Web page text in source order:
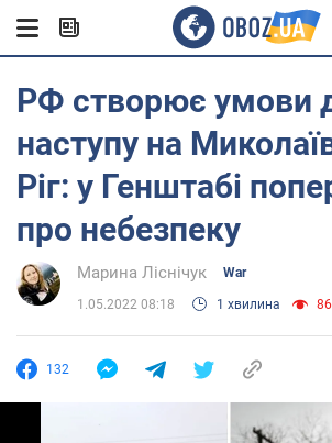
РФ створює умови
наступу на
Ріг: у Генштабі
про небезпеку
Марина Ліснічук War
1.05.2022 08:18 1 хвилина
132